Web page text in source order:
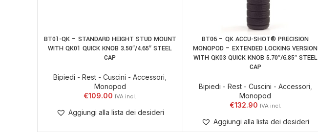
AGGIUNGI AL CARRELLO
BT01-QK – STANDARD HEIGHT STUD MOUNT
WITH QK01 QUICK KNOB 3.50″/4.65″ STEEL
CAP
Bipiedi - Rest - Cuscini - Accessori
Monopod
€109.00
Aggiungi alla lista dei desideri
AGGIUNGI AL CARRELLO
BT06 – QK ACCU-SHOT® PRECISION
MONOPOD – EXTENDED LOCKING VERSION
WITH QK03 QUICK KNOB 5.70″/6.85″ STEEL
CAP
Bipiedi - Rest - Cuscini - Accessori
Monopod
€132.90
Aggiungi alla lista dei desideri